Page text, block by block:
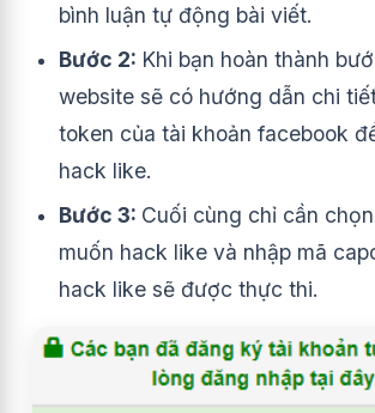
bình luận tự động bài viết.
Bước 2: Khi bạn hoàn thành
website sẽ có hướng dẫn chi
token của tài khoản facebook
hack like.
Bước 3: Cuối cùng chỉ cần
muốn hack like và nhập mã
hack like sẽ được thực thi.